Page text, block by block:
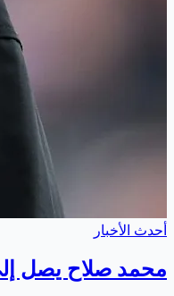
أحدث الأخبار
محمد صلاح يصل